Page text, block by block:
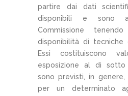
partire dai dati
disponibili e sono
Commissione
disponibilità di tecniche
Essi costituiscono
esposizione al di
sono previsti, in
per un determinato